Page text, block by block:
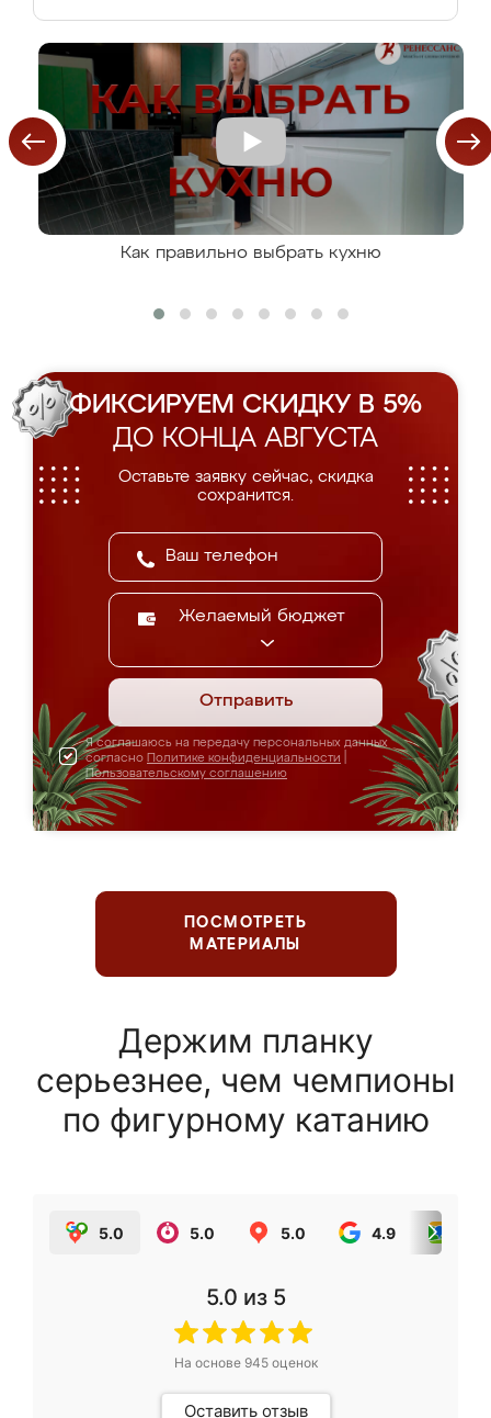
Как правильно выбрать кухню
ФИКСИРУЕМ СКИДКУ В 5%
ДО КОНЦА АВГУСТА
Оставьте заявку сейчас, скидка
сохранится.
Желаемый бюджет
Отправить
Я соглашаюсь на передачу персональных данных
согласно Политике конфиденциальности
Пользовательскому соглашению
ПОСМОТРЕТЬ
МАТЕРИАЛЫ
Держим планку
серьезнее, чем чемпионы
по фигурному катанию
5.0 5.0 5.0 4.9
5.0 из 5
На основе 945оценок
Оставить отзыв